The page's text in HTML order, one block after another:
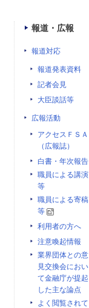
報道・広報
報道対応
報道発表資料
記者会見
大臣談話等
広報活動
アクセスＦＳＡ
（広報誌）
白書・年次報告
職員による講演
等
職員による寄稿
等
利用者の方へ
注意喚起情報
業界団体との意
見交換会におい
て金融庁が提起
した主な論点
よく閲覧されて